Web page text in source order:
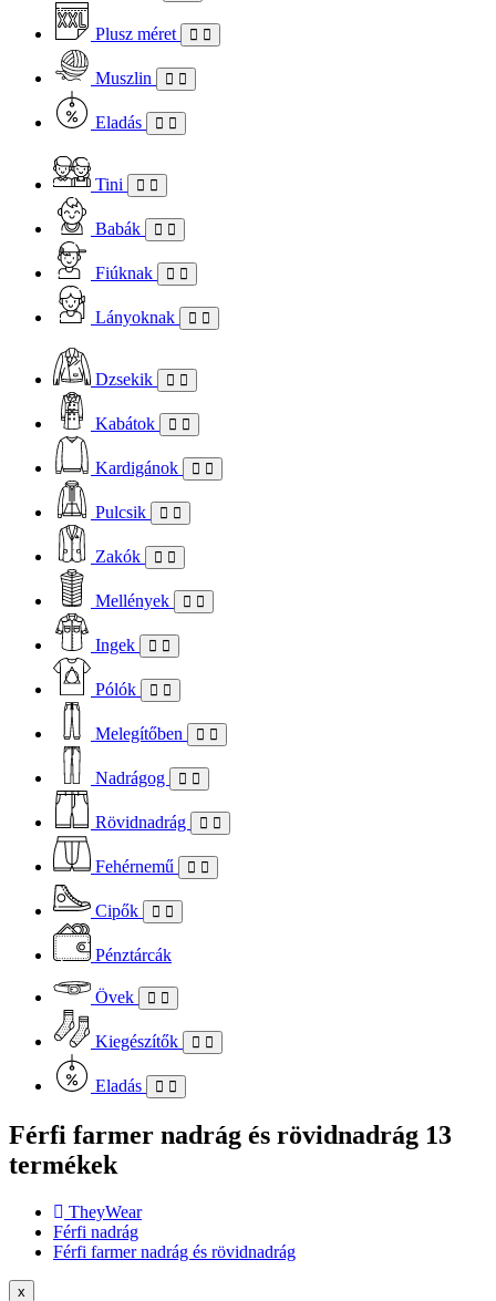
Plusz méret
Muszlin
Eladás
Tini
Babák
Fiúknak
Lányoknak
Dzsekik
Kabátok
Kardigánok
Pulcsik
Zakók
Mellények
Ingek
Pólók
Melegítőben
Nadrágog
Rövidnadrág
Fehérnemű
Cipők
Pénztárcák
Övek
Kiegészítők
Eladás
Férfi farmer nadrág és rövidnadrág 13
termékek
TheyWear
Férfi nadrág
Férfi farmer nadrág és rövidnadrág
x